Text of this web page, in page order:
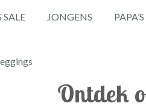
SALE JONGENS PAPA’S
Ontdek